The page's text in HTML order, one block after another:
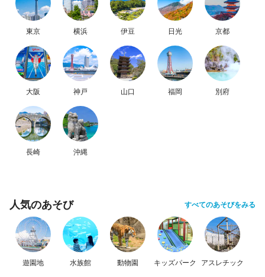
東京 横浜 伊豆 日光 京都
大阪 神戸 山口 福岡 別府
長崎 沖縄
人気のあそび すべてのあそびをみる
遊園地 水族館 動物園 キッズパーク アスレチック